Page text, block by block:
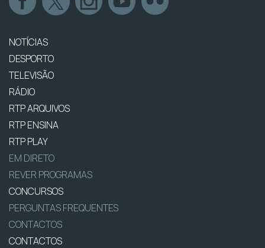
NOTÍCIAS
DESPORTO
TELEVISÃO
RÁDIO
RTP ARQUIVOS
RTP ENSINA
RTP PLAY
EM DIRETO
REVER PROGRAMAS
CONCURSOS
PERGUNTAS FREQUENTES
CONTACTOS
CONTACTOS